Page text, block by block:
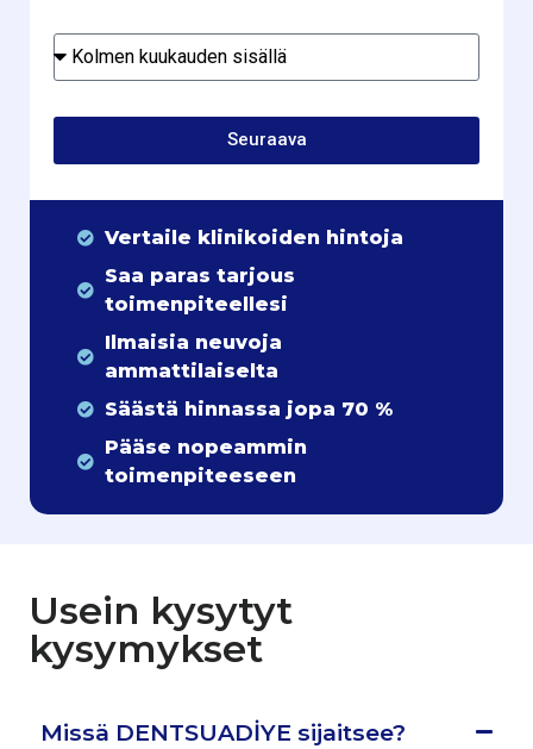
Seuraava
Vertaile klinikoiden hintoja
Saa paras tarjous
toimenpiteellesi
Ilmaisia neuvoja
ammattilaiselta
Säästä hinnassa jopa 70 %
Pääse nopeammin
toimenpiteeseen
Usein kysytyt
kysymykset
Missä DENTSUADİYE sijaitsee?